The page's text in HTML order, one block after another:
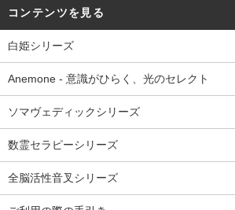
コンテンツを見る
白姫シリーズ
Anemone - 意識がひらく、光のセレクト
ソマヴェディックシリーズ
数霊セラピーシリーズ
全脳活性音叉シリーズ